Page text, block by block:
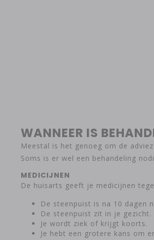
WANNEER IS
Meestal is het genoeg om de
Soms is er wel een behandeling
MEDICIJNEN
De huisarts geeft je medicijnen
De steenpuist is na 10 dagen
De steenpuist zit in je gezicht.
Je wordt ziek of krijgt koorts.
Je hebt een grotere kans om